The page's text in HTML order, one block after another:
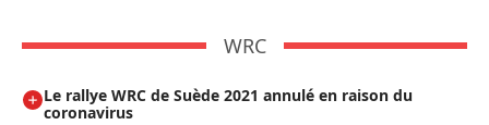
WRC
Le rallye WRC de Suède 2021 annulé en raison du
coronavirus